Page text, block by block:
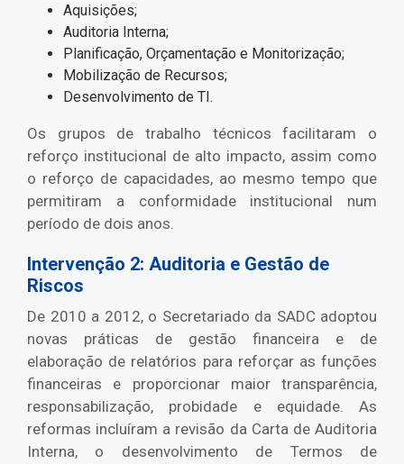
Aquisições;
Auditoria Interna;
Planificação, Orçamentação e Monitorização;
Mobilização de Recursos;
Desenvolvimento de TI.
Os grupos de trabalho técnicos facilitaram o
reforço institucional de alto impacto, assim como
o reforço de capacidades, ao mesmo tempo que
permitiram a conformidade institucional num
período de dois anos.
Intervenção 2: Auditoria e Gestão de
Riscos
De 2010 a 2012, o Secretariado da SADC adoptou
novas práticas de gestão financeira e de
elaboração de relatórios para reforçar as funções
financeiras e proporcionar maior transparência,
responsabilização, probidade e equidade. As
reformas incluíram a revisão da Carta de Auditoria
Interna, o desenvolvimento de Termos de